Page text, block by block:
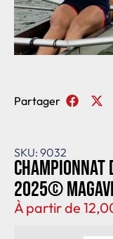
SKU: 9032
Championnat
2025©
À partir de
Partager